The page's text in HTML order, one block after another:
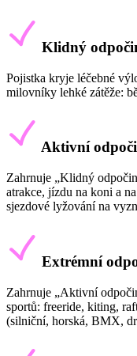
Klidný
Pojistka kryje léčebné
milovníky lehké zátěže:
Aktivní
Zahrnuje „Klidný
atrakce, jízdu na koni a
sjezdové lyžování na
Extrémní
Zahrnuje „Aktivní
sportů: freeride, kiting,
(silniční, horská, BMX,